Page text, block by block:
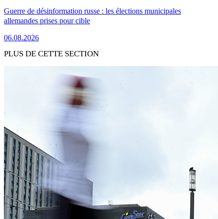
Guerre de désinformation russe : les élections municipales
allemandes prises pour cible
06.08.2026
PLUS DE CETTE SECTION